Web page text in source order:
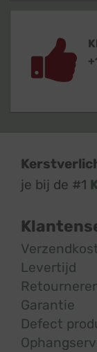
je bij de #1
Levertijd
Garantie
Defect